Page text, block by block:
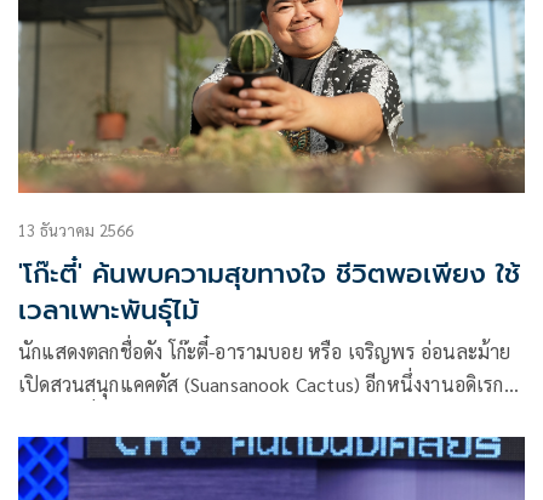
ศิลปินด้วยการโปรดิวซ์เองกับมือ!
13 ธันวาคม 2566
'โก๊ะตี๋' ค้นพบความสุขทางใจ ชีวิตพอเพียง ใช้
เวลาเพาะพันธุ์ไม้
นักแสดงตลกชื่อดัง โก๊ะตี๋-อารามบอย หรือ เจริญพร อ่อนละม้าย
เปิดสวนสนุกแคคตัส (Suansanook Cactus) อีกหนึ่งงานอดิเรก
รางวัลมาแล้วนับไม่ถ้วน ในรายการ “วัน เดย์ วิท แมทธิว หนึ่ง
วันมันดี ตีซี้คนดัง (One Day With Matthew)” ศุกร์ที่ 15